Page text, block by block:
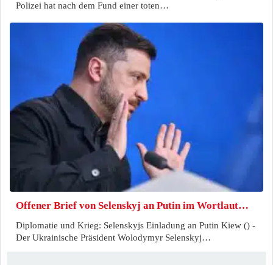
Polizei hat nach dem Fund einer toten…
Offener Brief von Selenskyj an Putin im Wortlaut…
Diplomatie und Krieg: Selenskyjs Einladung an Putin Kiew () -
Der Ukrainische Präsident Wolodymyr Selenskyj…